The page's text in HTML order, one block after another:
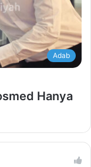
Adab
Hanya